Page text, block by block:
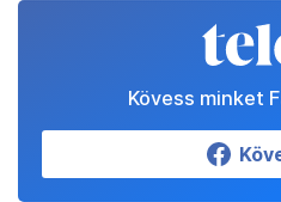
Kövess minket